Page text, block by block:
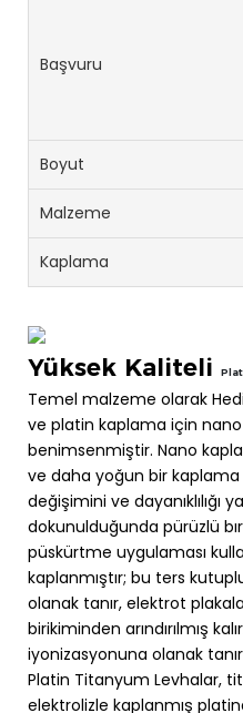
Başvuru
Boyut
Malzeme
Kaplama
Yüksek Kaliteli
Temel malzeme olarak
ve platin kaplama için
benimsenmiştir. Nano
ve daha yoğun bir kaplama
değişimini ve dayanıklılığı
dokunulduğunda pürüzlü
püskürtme uygulaması
kaplanmıştır; bu ters
olanak tanır, elektrot
birikiminden arındırılmış
iyonizasyonuna olanak
Platin Titanyum Levhalar,
elektrolizle kaplanmış